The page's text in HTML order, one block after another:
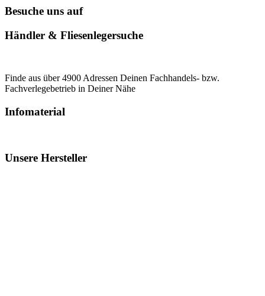
Besuche uns auf
Händler & Fliesenlegersuche
Finde aus über 4900 Adressen Deinen Fachhandels- bzw.
Fachverlegebetrieb in Deiner Nähe
Infomaterial
Unsere Hersteller